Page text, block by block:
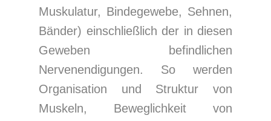
Muskulatur, Bindegewebe, Sehnen,
Bänder) einschließlich der in diesen
Geweben befindlichen
Nervenendigungen. So werden
Organisation und Struktur von
Muskeln, Beweglichkeit von